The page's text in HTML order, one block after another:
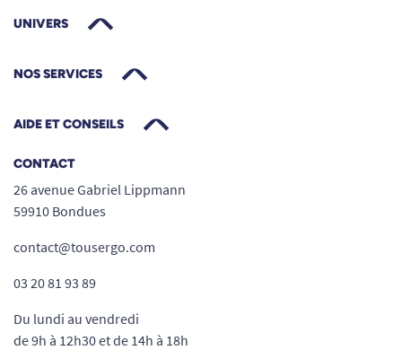
UNIVERS
NOS SERVICES
AIDE ET CONSEILS
CONTACT
26 avenue Gabriel Lippmann
59910 Bondues
contact@tousergo.com
03 20 81 93 89
Du lundi au vendredi
de 9h à 12h30 et de 14h à 18h